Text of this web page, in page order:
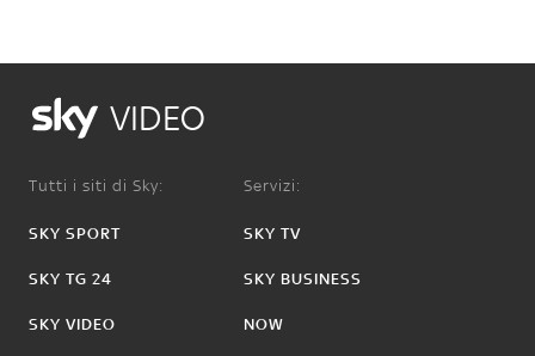
VIDEO
Tutti i siti di Sky:
SKY SPORT
SKY TG 24
SKY VIDEO
Servizi:
SKY TV
SKY BUSINESS
NOW